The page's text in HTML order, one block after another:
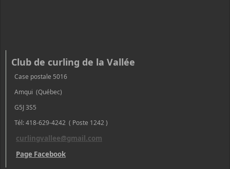
Club de curling de la Vallée
Case postale 5016
Amqui (Québec)
G5J 3S5
Tél: 418-629-4242 ( Poste 1242 )
curlingvallee@gmail.com
Page Facebook